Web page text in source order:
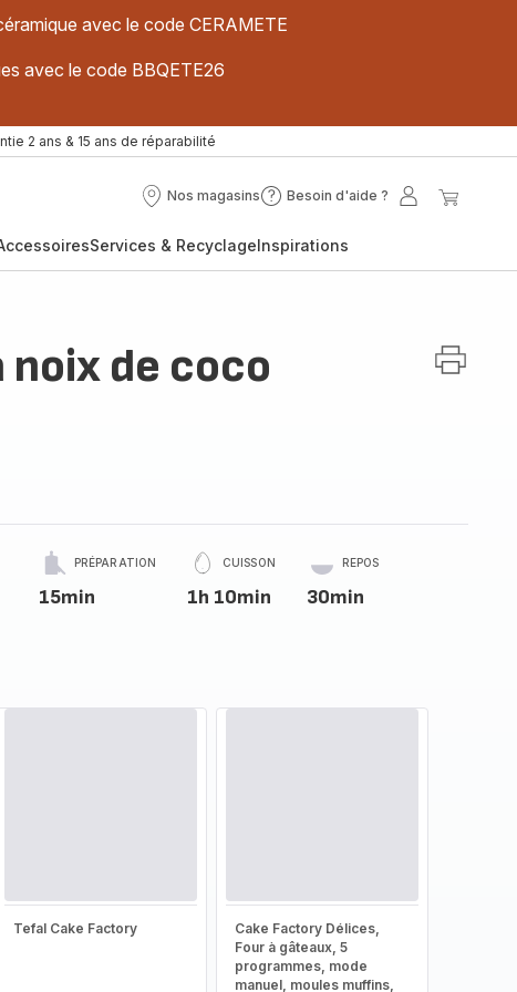
avec le code CERAMETE
avec le code BBQETE26
2 ans & 15 ans de réparabilité
Nos magasins
Nos
Besoin d'aide ?
Besoin
?
Mon
Services & RecyclageInspirations
noix de coco
PRÉPARATION
15min
CUISSON
1h 10min
REPOS
30min
Tefal Cake Factory
Cake Factory Délices,
Four à gâteaux, 5
programmes, mode
manuel, moules muffins,